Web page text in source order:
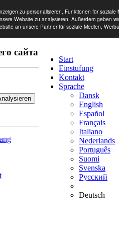
zu personalisieren, Funktionen für soziale
Website zu analysieren. Außerdem geben wir
an unsere Partner für soziale Medien,
Start
Einstufung
Kontakt
Sprache
Dansk
English
Español
Français
Italiano
Nederlands
Português
Suomi
Svenska
Русский
Deutsch
сайта